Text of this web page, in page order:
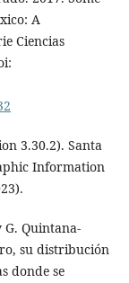
A
Ciencias
3.30.2). Santa
Information
G. Quintana-
su distribución
donde se